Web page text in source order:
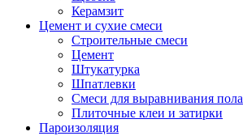
Керамзит
Цемент и сухие смеси
Строительные смеси
Цемент
Штукатурка
Шпатлевки
Смеси для выравнивания пола
Плиточные клеи и затирки
Пароизоляция